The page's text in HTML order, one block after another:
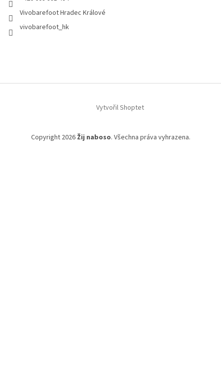
Vivobarefoot Hradec Králové
vivobarefoot_hk
Vytvořil Shoptet
Copyright 2026 Žij naboso. Všechna práva vyhrazena.